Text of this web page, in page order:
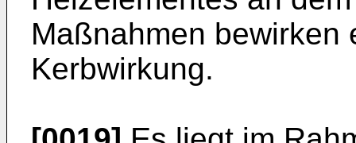
Maßnahmen bewirken
Kerbwirkung.